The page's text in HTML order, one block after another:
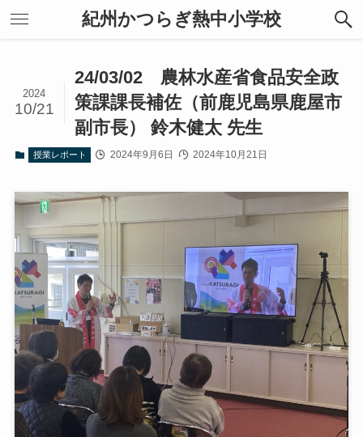
紀州かつらぎ熱中小学校
24/03/02 農林水産省食品安全政
策課課長補佐（前鹿児島県鹿屋市
副市長） 鈴木健太 先生
2024
10/21
授業レポート 2024年9月6日 2024年10月21日